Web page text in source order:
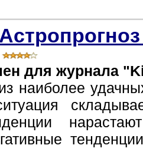
для журнала
наиболее
ситуация